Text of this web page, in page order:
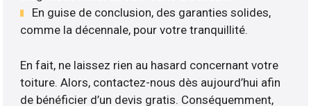
En guise de conclusion, des garanties solides,
comme la décennale, pour votre tranquillité.
En fait, ne laissez rien au hasard concernant votre
toiture. Alors, contactez-nous dès aujourd’hui afin
de bénéficier d’un devis gratis. Conséquemment,